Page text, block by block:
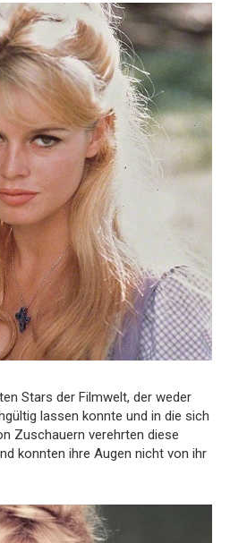
Stars der Filmwelt, der weder
lassen konnte und in die sich
Zuschauern verehrten diese
konnten ihre Augen nicht von ihr